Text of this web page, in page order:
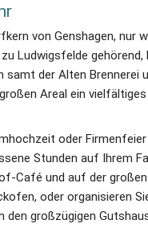
von Genshagen, nur
Ludwigsfelde gehörend,
samt der Alten Brennerei
Areal ein
oder Firmenfeier
Stunden auf Ihrem
Café und auf der
oder organisieren
den großzügigen